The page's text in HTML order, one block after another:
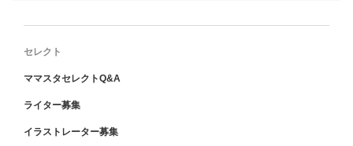
セレクト
ママスタセレクトQ&A
ライター募集
イラストレーター募集